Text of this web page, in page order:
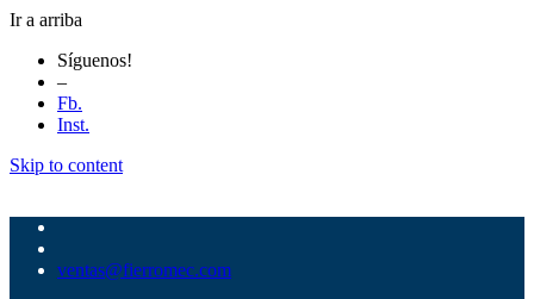
Ir a arriba
Síguenos!
–
Fb.
Inst.
Skip to content
ventas@fierromec.com